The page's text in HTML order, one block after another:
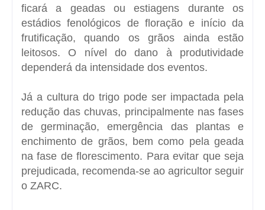
ficará a geadas ou estiagens durante os
estádios fenológicos de floração e início da
frutificação, quando os grãos ainda estão
leitosos. O nível do dano à produtividade
dependerá da intensidade dos eventos.
Já a cultura do trigo pode ser impactada pela
redução das chuvas, principalmente nas fases
de germinação, emergência das plantas e
enchimento de grãos, bem como pela geada
na fase de florescimento. Para evitar que seja
prejudicada, recomenda-se ao agricultor seguir
o ZARC.